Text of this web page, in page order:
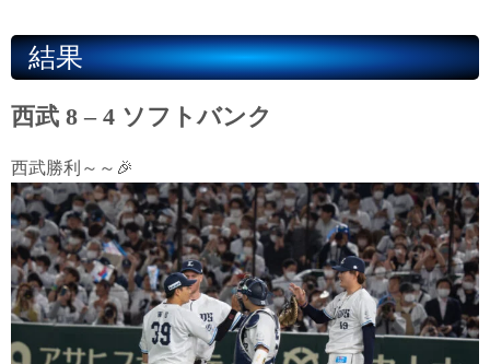
結果
西武 8 – 4 ソフトバンク
西武勝利～～🎉